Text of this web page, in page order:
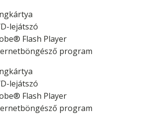
lejátszó
Flash Player
program
lejátszó
Flash Player
program